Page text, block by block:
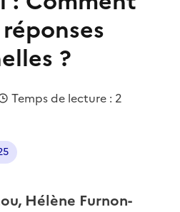
?
Temps de lecture : 2
Hélène Furnon-